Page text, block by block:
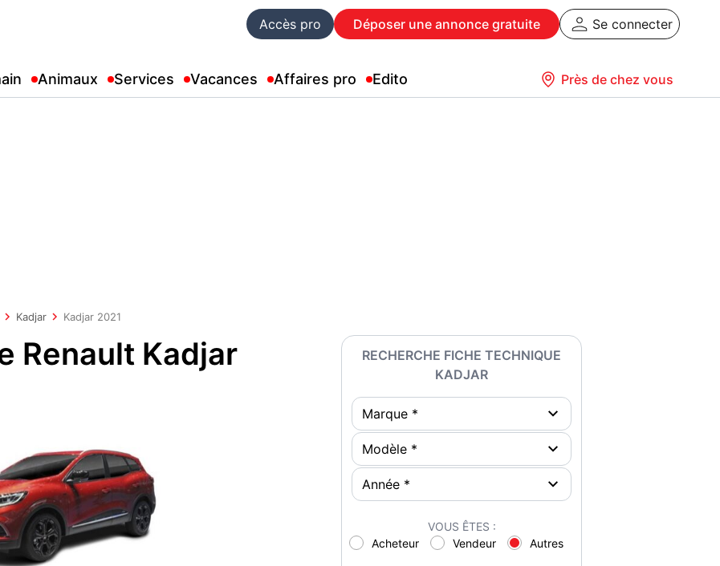
Accès pro Déposer une annonce gratuite Se connecter
Animaux Services Vacances Affaires pro Edito Près de chez vous
Kadjar Kadjar 2021
Renault Kadjar
RECHERCHE FICHE TECHNIQUE
KADJAR
VOUS ÊTES :
Acheteur
Vendeur Autres